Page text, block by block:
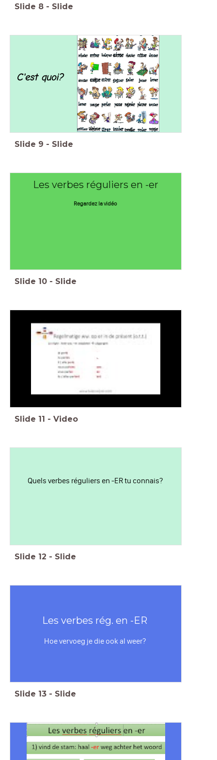
Slide 8 - Slide
C'est quoi?
Slide 9 - Slide
Les verbes réguliers en -er
Regardez la vidéo
Slide 10 - Slide
Slide 11 - Video
Quels verbes réguliers en -ER tu connais?
Slide 12 - Slide
Les verbes rég. en -ER
Hoe vervoeg je die ook al weer?
Slide 13 - Slide